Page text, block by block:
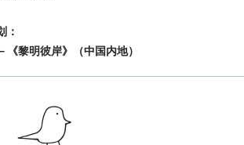
：
《黎明彼岸》（中国内地）